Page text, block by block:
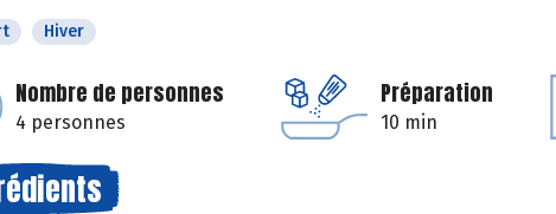
Hiver
Nombre de personnes
4 personnes
Préparation
10 min